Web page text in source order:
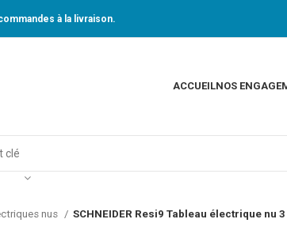
à la livraison.
ACCUEILNOS
nus SCHNEIDER Resi9 Tableau électrique nu